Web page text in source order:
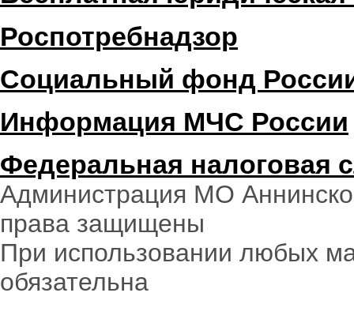
Роспотребнадзор
Социальный фонд
Информация МЧС России
Федеральная налоговая
Администрация МО
права защищены
При использовании любых
обязательна